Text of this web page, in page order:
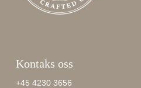
Kontaks oss
+45 4230 3656